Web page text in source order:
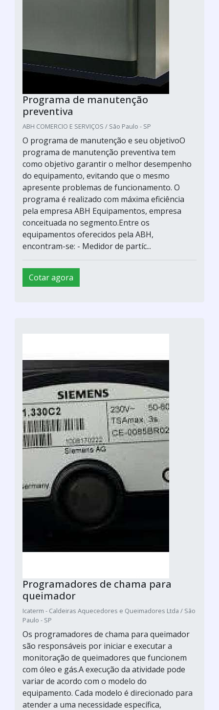
Programa de manutenção
preventiva
ABH COMERCIO E SERVIÇOS / São Paulo - SP
O programa de manutenção e seu objetivoO
programa de manutenção preventiva tem
como objetivo garantir o melhor desempenho
do equipamento, evitando que o mesmo
apresente problemas de funcionamento. O
programa é realizado com máxima eficiência
pela empresa ABH Equipamentos, empresa
conceituada no segmento.Entre os
equipamentos oferecidos pela ABH,
encontram-se: - Medidor de partíc...
Cotar agora
Programadores de chama para
queimador
Icaterm - Caldeiras Aquecedores e Queimadores Ltda / São
Paulo - SP
Os programadores de chama para queimador
são responsáveis por iniciar e executar a
monitoração de queimadores que funcionem
com óleo e gás.A execução da atividade pode
variar de acordo com o modelo do
equipamento. Cada modelo é direcionado para
atender a uma necessidade específica,